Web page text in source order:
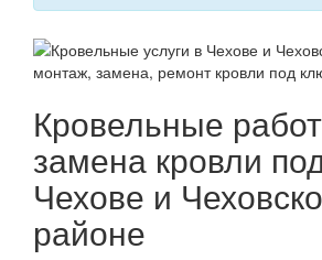
Кровельные
замена кровли
Чехове и
районе